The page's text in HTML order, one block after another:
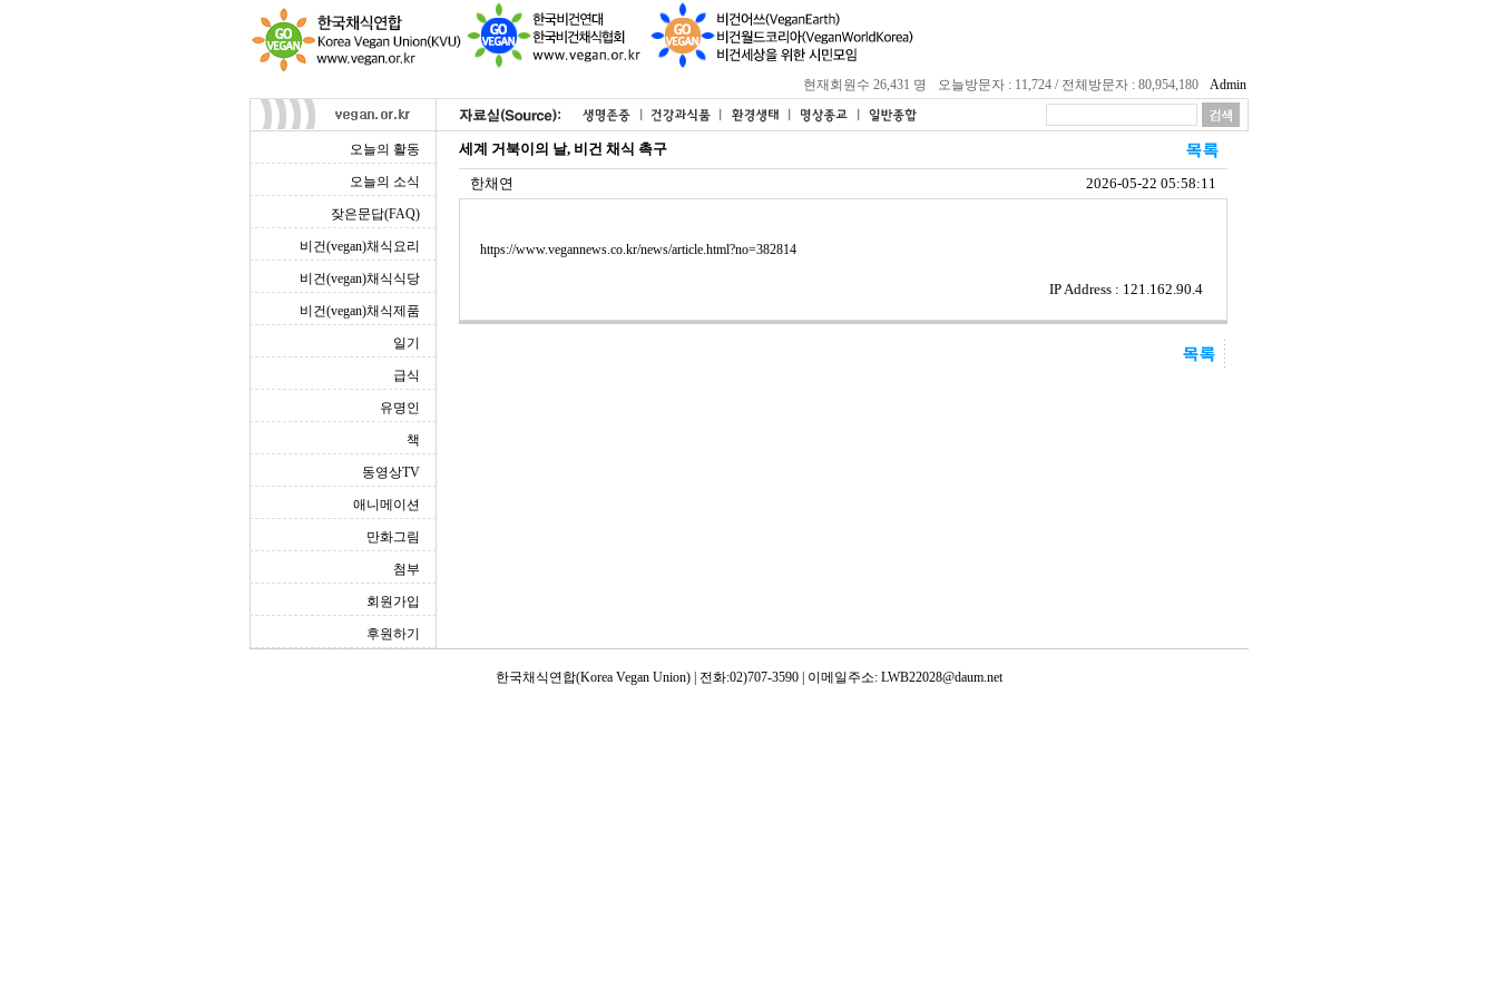
현재회원수 26,431 명 오늘방문자 : 11,724 / 전체방문자 : 80,954,180 Admin
오늘의 활동
오늘의 소식
잦은문답(FAQ)
비건(vegan)채식요리
비건(vegan)채식식당
비건(vegan)채식제품
일기
급식
유명인
책
동영상TV
애니메이션
만화그림
첨부
회원가입
후원하기
세계 거북이의 날, 비건 채식 촉구
한채연 2026-05-22 05:58:11
https://www.vegannews.co.kr/news/article.html?no=382814
IP Address : 121.162.90.4
한국채식연합(Korea Vegan Union) | 전화:02)707-3590 | 이메일주소: LWB22028@daum.net